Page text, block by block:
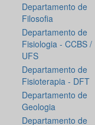
Departamento de
Filosofia
Departamento de
Fisiologia - CCBS /
UFS
Departamento de
Fisioterapia - DFT
Departamento de
Geologia
Departamento de